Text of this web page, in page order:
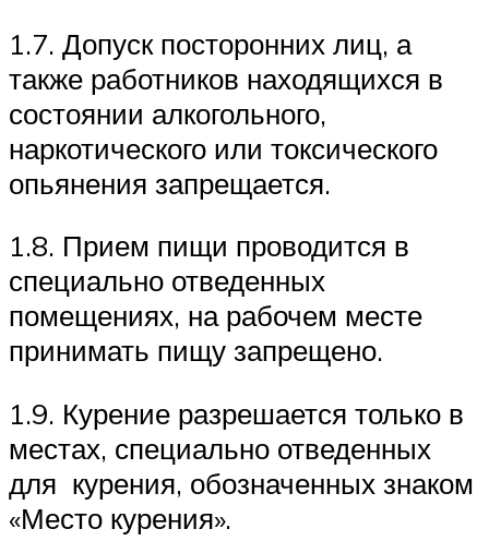
1.7. Допуск посторонних лиц, а
также работников находящихся в
состоянии алкогольного,
наркотического или токсического
опьянения запрещается.
1.8. Прием пищи проводится в
специально отведенных
помещениях, на рабочем месте
принимать пищу запрещено.
1.9. Курение разрешается только в
местах, специально отведенных
для курения, обозначенных знаком
«Место курения».